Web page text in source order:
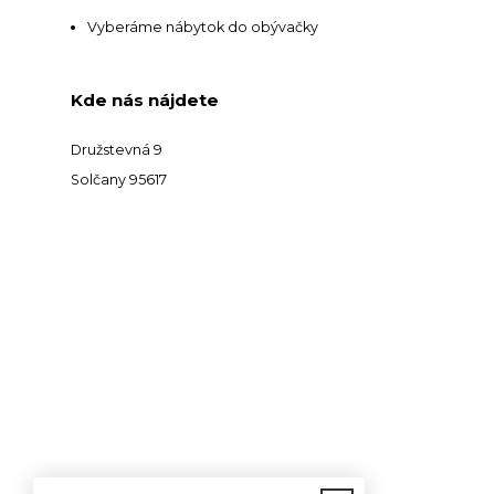
Vyberáme nábytok do obývačky
Kde nás nájdete
Družstevná 9
Solčany 95617